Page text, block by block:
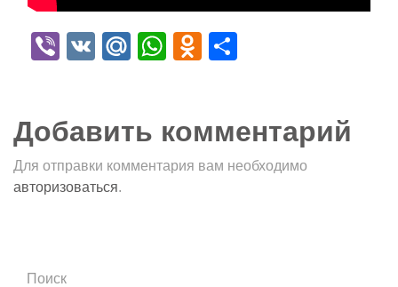
Viber
VK Mail.Ru
WhatsApp
Odnoklassniki
Добавить комментарий
Для отправки комментария вам необходимо
авторизоваться.
Поиск